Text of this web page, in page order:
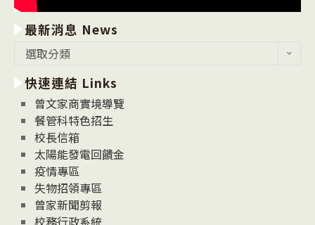
最新消息 News
消
息
News
選取分類
快速連結 Links
曾文家商實境導覽
餐管科特色招生
校長信箱
太陽能發電回饋金
疫情專區
失物招領專區
曾家新聞剪報
校務行政系統